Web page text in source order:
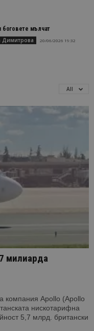
боговете мълчат
Димитрова
20/06/2026 19:32
All
милиарда
компания Apollo (Apollo
нискотарифна
5,7 млрд. британски